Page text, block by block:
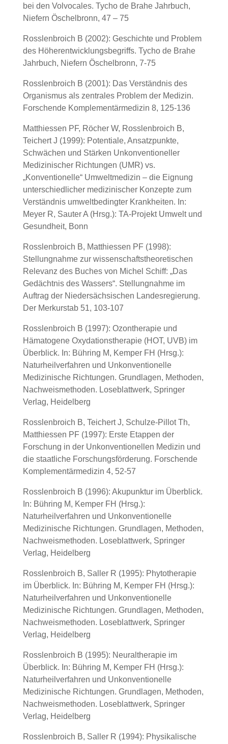
bei den Volvocales. Tycho de Brahe Jahrbuch,
Niefern Öschelbronn, 47 – 75
Rosslenbroich B (2002): Geschichte und Problem
des Höherentwicklungsbegriffs. Tycho de Brahe
Jahrbuch, Niefern Öschelbronn, 7-75
Rosslenbroich B (2001): Das Verständnis des
Organismus als zentrales Problem der Medizin.
Forschende Komplementärmedizin 8, 125-136
Matthiessen PF, Röcher W, Rosslenbroich B,
Teichert J (1999): Potentiale, Ansatzpunkte,
Schwächen und Stärken Unkonventioneller
Medizinischer Richtungen (UMR) vs.
„Konventionelle“ Umweltmedizin – die Eignung
unterschiedlicher medizinischer Konzepte zum
Verständnis umweltbedingter Krankheiten. In:
Meyer R, Sauter A (Hrsg.): TA-Projekt Umwelt und
Gesundheit, Bonn
Rosslenbroich B, Matthiessen PF (1998):
Stellungnahme zur wissenschaftstheoretischen
Relevanz des Buches von Michel Schiff: „Das
Gedächtnis des Wassers“. Stellungnahme im
Auftrag der Niedersächsischen Landesregierung.
Der Merkurstab 51, 103-107
Rosslenbroich B (1997): Ozontherapie und
Hämatogene Oxydationstherapie (HOT, UVB) im
Überblick. In: Bühring M, Kemper FH (Hrsg.):
Naturheilverfahren und Unkonventionelle
Medizinische Richtungen. Grundlagen, Methoden,
Nachweismethoden. Loseblattwerk, Springer
Verlag, Heidelberg
Rosslenbroich B, Teichert J, Schulze-Pillot Th,
Matthiessen PF (1997): Erste Etappen der
Forschung in der Unkonventionellen Medizin und
die staatliche Forschungsförderung. Forschende
Komplementärmedizin 4, 52-57
Rosslenbroich B (1996): Akupunktur im Überblick.
In: Bühring M, Kemper FH (Hrsg.):
Naturheilverfahren und Unkonventionelle
Medizinische Richtungen. Grundlagen, Methoden,
Nachweismethoden. Loseblattwerk, Springer
Verlag, Heidelberg
Rosslenbroich B, Saller R (1995): Phytotherapie
im Überblick. In: Bühring M, Kemper FH (Hrsg.):
Naturheilverfahren und Unkonventionelle
Medizinische Richtungen. Grundlagen, Methoden,
Nachweismethoden. Loseblattwerk, Springer
Verlag, Heidelberg
Rosslenbroich B (1995): Neuraltherapie im
Überblick. In: Bühring M, Kemper FH (Hrsg.):
Naturheilverfahren und Unkonventionelle
Medizinische Richtungen. Grundlagen, Methoden,
Nachweismethoden. Loseblattwerk, Springer
Verlag, Heidelberg
Rosslenbroich B, Saller R (1994): Physikalische